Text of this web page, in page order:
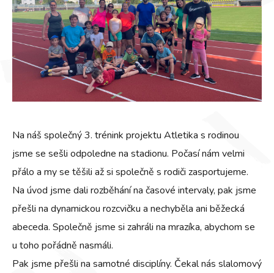
Na náš společný 3. trénink projektu Atletika s rodinou
jsme se sešli odpoledne na stadionu. Počasí nám velmi
přálo a my se těšili až si společně s rodiči zasportujeme.
Na úvod jsme dali rozběhání na časové intervaly, pak jsme
přešli na dynamickou rozcvičku a nechyběla ani běžecká
abeceda. Společně jsme si zahráli na mrazíka, abychom se
u toho pořádně nasmáli.
Pak jsme přešli na samotné disciplíny. Čekal nás slalomový